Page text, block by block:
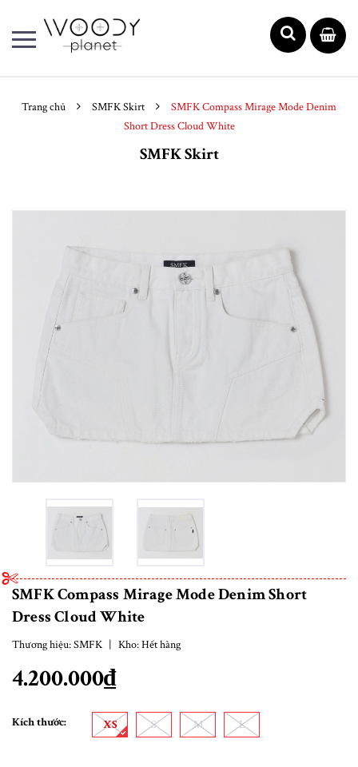
Trang chủ SMFK Skirt
SMFK Compass Mirage Mode Denim
Short Dress Cloud White
SMFK Skirt
SMFK Compass Mirage Mode Denim Short
Dress Cloud White
Thương hiệu:SMFK | Kho:Hết hàng
4.200.000₫
Kích thước: XS S M L